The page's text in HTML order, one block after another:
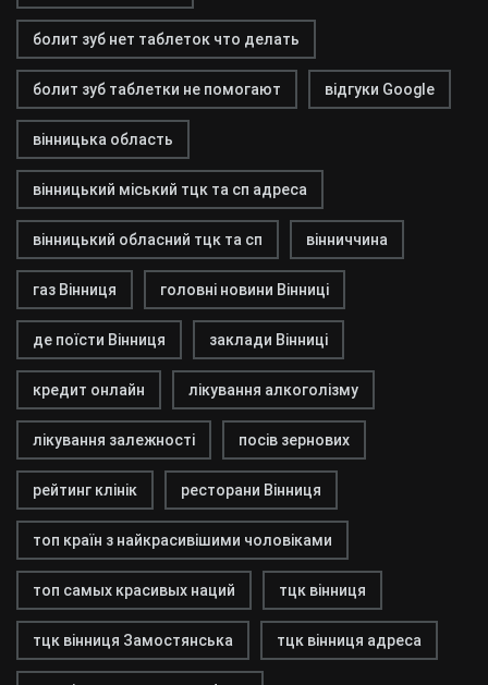
болит зуб нет таблеток что делать
болит зуб таблетки не помогают відгуки Google
вінницька область
вінницький міський тцк та сп адреса
вінницький обласний тцк та сп вінниччина
газ Вінниця головні новини Вінниці
де поїсти Вінниця заклади Вінниці
кредит онлайн лікування алкоголізму
лікування залежності посів зернових
рейтинг клінік ресторани Вінниця
топ країн з найкрасивішими чоловіками
топ самых красивых наций тцк вінниця
тцк вінниця Замостянська тцк вінниця адреса